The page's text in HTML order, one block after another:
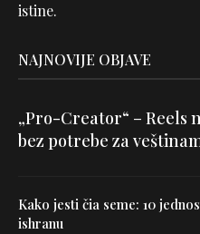
istine.
NAJNOVIJE OBJAVE
„Pro-Creator“ – Reels
bez potrebe za
Kako jesti čia seme: 10
ishranu